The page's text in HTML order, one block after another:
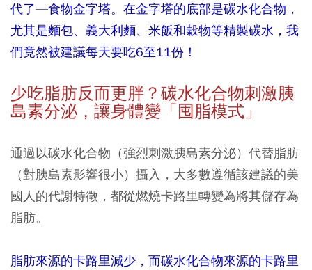
代了—食物金字塔。在金字塔的底部是碳水化合物，
尤其是麵包、義大利麵、米飯和穀物等精製碳水，我
們竟然被建議每天要吃6至11份！
少吃脂肪反而更胖？碳水化合物刺激胰
島素分泌，讓身體變「囤脂模式」
通過以碳水化合物（強烈刺激胰島素分泌）代替脂肪
（對胰島素影響很小）攝入，大多數遵循該建議的美
國人的代謝特徵，都從燃燒卡路里轉變為將其儲存為
脂肪。
脂肪來源的卡路里減少，而碳水化合物來源的卡路里